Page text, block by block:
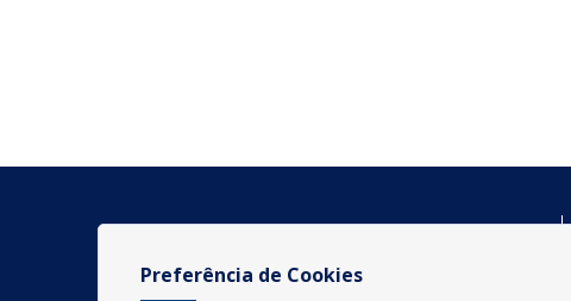
Preferência de Cookies